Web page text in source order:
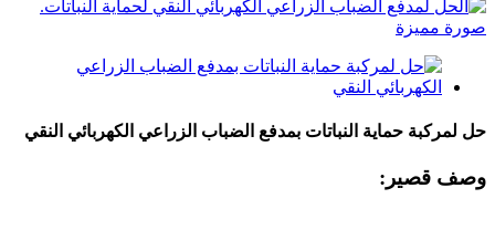
حل لمركبة حماية النباتات بمدفع الضباب الزراعي الكهربائي النقي
وصف قصير: